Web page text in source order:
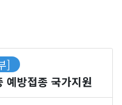
]
예방접종 국가지원